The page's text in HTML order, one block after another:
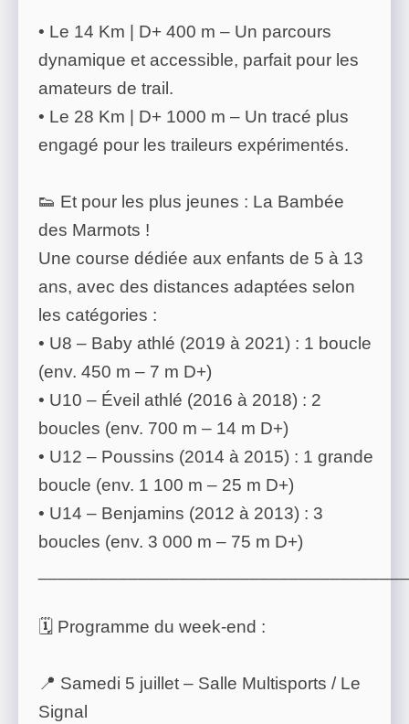
• Le 14 Km | D+ 400 m – Un parcours
dynamique et accessible, parfait pour les
amateurs de trail.
• Le 28 Km | D+ 1000 m – Un tracé plus
engagé pour les traileurs expérimentés.
👟 Et pour les plus jeunes : La Bambée
des Marmots !
Une course dédiée aux enfants de 5 à 13
ans, avec des distances adaptées selon
les catégories :
• U8 – Baby athlé (2019 à 2021) : 1 boucle
(env. 450 m – 7 m D+)
• U10 – Éveil athlé (2016 à 2018) : 2
boucles (env. 700 m – 14 m D+)
• U12 – Poussins (2014 à 2015) : 1 grande
boucle (env. 1 100 m – 25 m D+)
• U14 – Benjamins (2012 à 2013) : 3
boucles (env. 3 000 m – 75 m D+)
🗓️ Programme du week-end :
📍 Samedi 5 juillet – Salle Multisports / Le
Signal